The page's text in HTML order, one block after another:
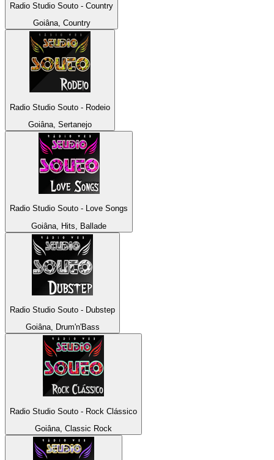
Radio Studio Souto - Country
Goiâna, Country
Radio Studio Souto - Rodeio
Goiâna, Sertanejo
Radio Studio Souto - Love Songs
Goiâna, Hits, Ballade
Radio Studio Souto - Dubstep
Goiâna, Drum'n'Bass
Radio Studio Souto - Rock Clássico
Goiâna, Classic Rock